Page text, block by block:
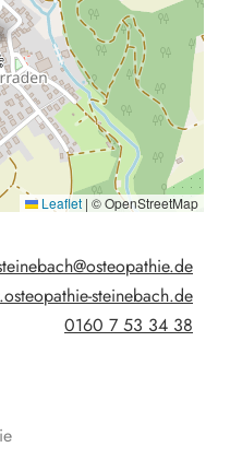
Leaflet | © OpenStreetMap
steinebach.de
0160 7 53 34 38